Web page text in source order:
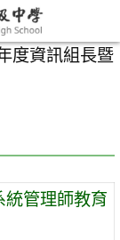
度資訊組長暨
統管理師教育